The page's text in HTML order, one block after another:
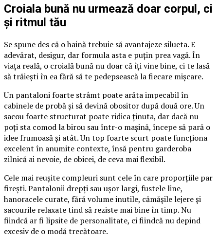
Croiala bună nu urmează doar corpul, ci
și ritmul tău
Se spune des că o haină trebuie să avantajeze silueta. E
adevărat, desigur, dar formula asta e puțin prea vagă. În
viața reală, o croială bună nu doar că îți vine bine, ci te lasă
să trăiești în ea fără să te pedepsească la fiecare mișcare.
Un pantaloni foarte strâmt poate arăta impecabil în
cabinele de probă și să devină obositor după două ore. Un
sacou foarte structurat poate ridica ținuta, dar dacă nu
poți sta comod la birou sau într-o mașină, începe să pară o
idee frumoasă și atât. Un top foarte scurt poate funcționa
excelent în anumite contexte, însă pentru garderoba
zilnică ai nevoie, de obicei, de ceva mai flexibil.
Cele mai reușite compleuri sunt cele în care proporțiile par
firești. Pantalonii drepți sau ușor largi, fustele line,
hanoracele curate, fără volume inutile, cămășile lejere și
sacourile relaxate tind să reziste mai bine în timp. Nu
fiindcă ar fi lipsite de personalitate, ci fiindcă nu depind
excesiv de o modă trecătoare.